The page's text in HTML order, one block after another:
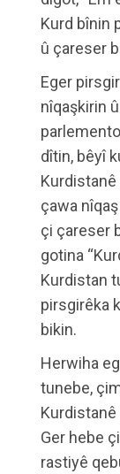
Kurd bînin
û çareser
Eger
nîqaşkirin
dîtin, bêyî
Kurdistanê
çawa
çi çareser
gotina
Kurdistan
pirsgirêka
bikin.
Herwiha
tunebe,
Ger hebe
rastiyê